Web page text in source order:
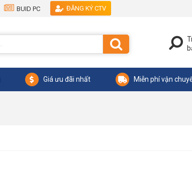
BUID PC ĐĂNG KÝ CTV
Giá ưu đãi nhất Miễn phí vận